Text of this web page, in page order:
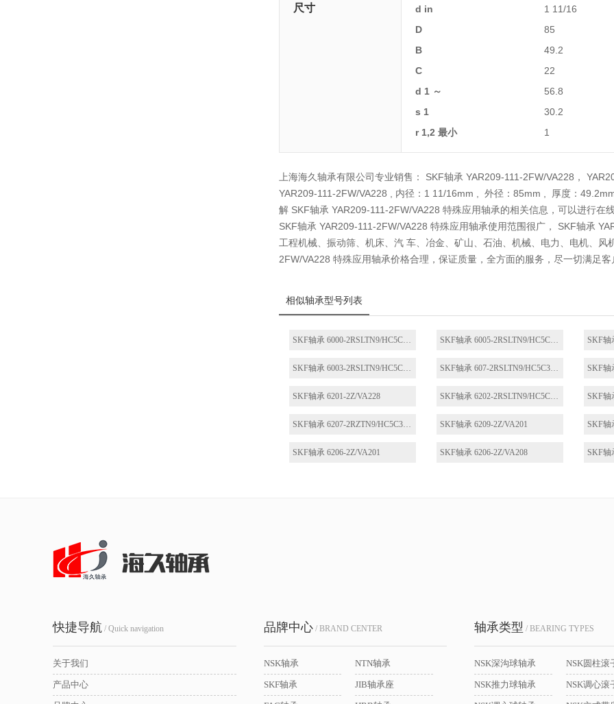
尺寸 d in
1 11/16
D
85
B
49.2
C
22
d 1 ～
56.8
s 1
30.2
r 1,2 最小
1
上海海久轴承有限公司专业销售： SKF轴承 YAR209-111-2FW/VA228，
YAR209-111-2FW/VA228 , 内径：1 11/16mm , 外径：85mm , 厚度：
解 SKF轴承 YAR209-111-2FW/VA228 特殊应用轴承的相关信息，可以进行在
SKF轴承 YAR209-111-2FW/VA228 特殊应用轴承使用范围很广， SKF轴承
工程机械、振动筛、机床、汽 车、冶金、矿山、石油、机械、电力、电机、
2FW/VA228 特殊应用轴承价格合理，保证质量，全方面的服务，尽一切满足客
相似轴承型号列表
SKF轴承 6000-2RSLTN9/HC5C3WT SKF轴承 6005-2RSLTN9/HC5C3WT SKF轴
SKF轴承 6003-2RSLTN9/HC5C3WT SKF轴承 607-2RSLTN9/HC5C3WTF1
SKF轴承 6201-2Z/VA228 SKF轴承 6202-2RSLTN9/HC5C3WT SKF轴
SKF轴承 6207-2RZTN9/HC5C3WT SKF轴承 6209-2Z/VA201 SKF轴
SKF轴承 6206-2Z/VA201 SKF轴承 6206-2Z/VA208 SKF轴
快捷导航 / Quick navigation
关于我们
产品中心
品牌中心/ BRAND CENTER
NSK轴承 NTN轴承
SKF轴承 JIB轴承座
轴承类型 / BEARING TYPES
NSK深沟球轴承 NSK圆柱滚
NSK推力球轴承 NSK调心滚